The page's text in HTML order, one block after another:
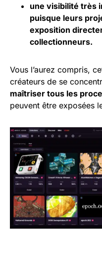
une visibilité très
puisque leurs
exposition
collectionneurs.
Vous l’aurez compris,
créateurs de se
maîtriser tous les
peuvent être exposées